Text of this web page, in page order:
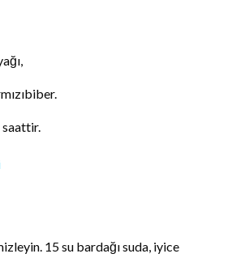
saattir.
15 su bardağı suda, iyice